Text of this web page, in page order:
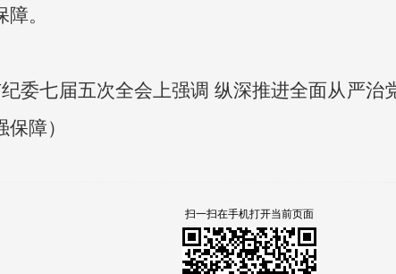
。
纪委七届五次全会上强调 纵深推进全面从严
障）
扫一扫在手机打开当前页面